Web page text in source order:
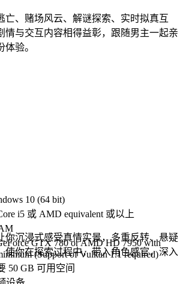
亡、赌场风云、解谜探索、实时拟真互
与交互内容相得益彰，跟随男主一起亲
验。
你沉浸式感受真情实景，多重反转、悬疑
使你在探索过程中，带入角色感官，深入
10 (64 bit)
i5 或 AMD equivalent 或以上
GTX 780 or AMD HD 7950 with
(Support of Vulkan 1.1 required)
50 GB 可用空间